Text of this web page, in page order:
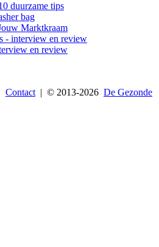
duurzame tips
bag
Marktkraam
- interview en review
en review
Contact | © 2013-2026 De Gezonde